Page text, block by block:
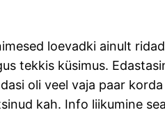
loevadki ainult
tekkis küsimus.
oli veel vaja paar
kah. Info liikumine